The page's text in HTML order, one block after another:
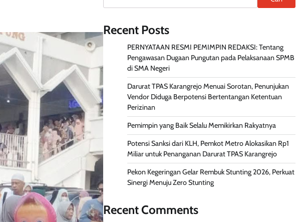
Recent Posts
PERNYATAAN RESMI PEMIMPIN REDAKSI: Tentang
Pengawasan Dugaan Pungutan pada Pelaksanaan SPMB
di SMA Negeri
Darurat TPAS Karangrejo Menuai Sorotan, Penunjukan
Vendor Diduga Berpotensi Bertentangan Ketentuan
Perizinan
Pemimpin yang Baik Selalu Memikirkan Rakyatnya
Potensi Sanksi dari KLH, Pemkot Metro Alokasikan Rp1
Miliar untuk Penanganan Darurat TPAS Karangrejo
Pekon Kegeringan Gelar Rembuk Stunting 2026, Perkuat
Sinergi Menuju Zero Stunting
Recent Comments